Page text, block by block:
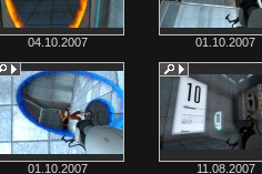
04.10.2007 01.10.2007
01.10.2007 11.08.2007